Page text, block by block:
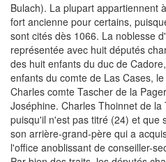
Bulach). La plupart appartiennent
fort ancienne pour certains,
sont cités dès 1066. La noblesse
représentée avec huit députés
des huit enfants du duc de
enfants du comte de Las Cases,
Charles comte Tascher de la
Joséphine. Charles Thoinnet de
puisqu'il n'est pas titré (24) et que
son arrière-grand-père qui a
l'office anoblissant de conseiller-